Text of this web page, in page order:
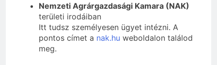
Nemzeti Agrárgazdasági Kamara (NAK)
területi irodáiban
Itt tudsz személyesen ügyet intézni. A
pontos címet a nak.hu weboldalon találod
meg.